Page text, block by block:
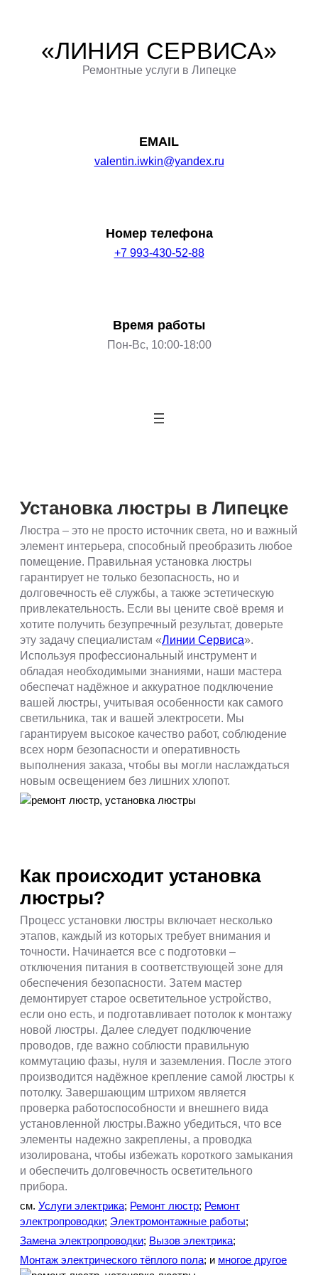
содержимому«ЛИНИЯ СЕРВИСА»
Ремонтные услуги в Липецке
EMAIL
valentin.iwkin@yandex.ru
Номер телефона
+7 993-430-52-88
Время работы
Пон-Вс, 10:00-18:00
Установка люстры в Липецке
Люстра – это не просто источник света, но и важный
элемент интерьера, способный преобразить любое
помещение. Правильная установка люстры
гарантирует не только безопасность, но и
долговечность её службы, а также эстетическую
привлекательность. Если вы цените своё время и
хотите получить безупречный результат, доверьте
эту задачу специалистам «Линии Сервиса».
Используя профессиональный инструмент и
обладая необходимыми знаниями, наши мастера
обеспечат надёжное и аккуратное подключение
вашей люстры, учитывая особенности как самого
светильника, так и вашей электросети. Мы
гарантируем высокое качество работ, соблюдение
всех норм безопасности и оперативность
выполнения заказа, чтобы вы могли наслаждаться
новым освещением без лишних хлопот.
Как происходит установка
люстры?
Процесс установки люстры включает несколько
этапов, каждый из которых требует внимания и
точности. Начинается все с подготовки –
отключения питания в соответствующей зоне для
обеспечения безопасности. Затем мастер
демонтирует старое осветительное устройство,
если оно есть, и подготавливает потолок к монтажу
новой люстры. Далее следует подключение
проводов, где важно соблюсти правильную
коммутацию фазы, нуля и заземления. После этого
производится надёжное крепление самой люстры к
потолку. Завершающим штрихом является
проверка работоспособности и внешнего вида
установленной люстры.Важно убедиться, что все
элементы надежно закреплены, а проводка
изолирована, чтобы избежать короткого замыкания
и обеспечить долговечность осветительного
прибора.
см. Услуги электрика; Ремонт люстр; Ремонт
электропроводки; Электромонтажные работы;
Замена электропроводки; Вызов электрика;
Монтаж электрического тёплого пола; и многое другое